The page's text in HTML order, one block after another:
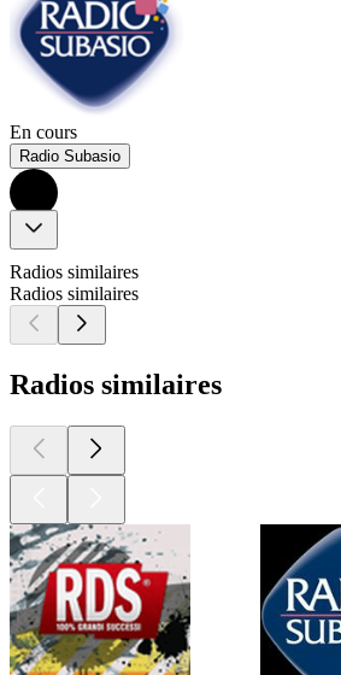
En cours
Radio Subasio
Radios similaires
Radios similaires
Radios similaires